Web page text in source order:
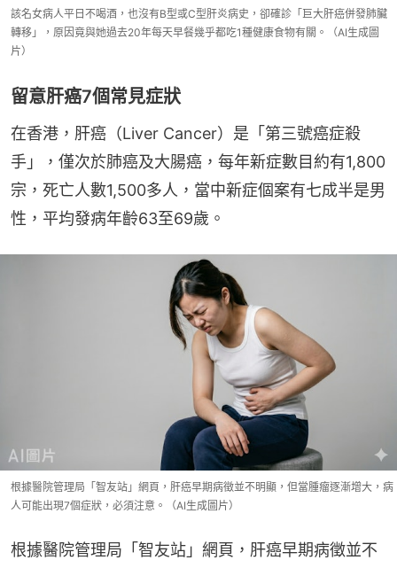
該名女病人平日不喝酒，也沒有B型或C型肝炎病史，卻確診「巨大肝癌併發肺臟
轉移」，原因竟與她過去20年每天早餐幾乎都吃1種健康食物有關。（AI生成圖
片）
留意肝癌7個常見症狀
在香港，肝癌（Liver Cancer）是「第三號癌症殺
手」，僅次於肺癌及大腸癌，每年新症數目約有1,800
宗，死亡人數1,500多人，當中新症個案有七成半是男
性，平均發病年齡63至69歲。
根據醫院管理局「智友站」網頁，肝癌早期病徵並不明顯，但當腫瘤逐漸增大，病
人可能出現7個症狀，必須注意。（AI生成圖片）
根據醫院管理局「智友站」網頁，肝癌早期病徵並不